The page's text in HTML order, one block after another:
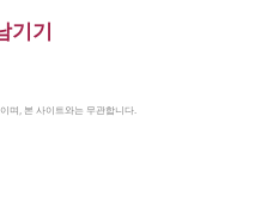
기기
며, 본 사이트와는 무관합니다.